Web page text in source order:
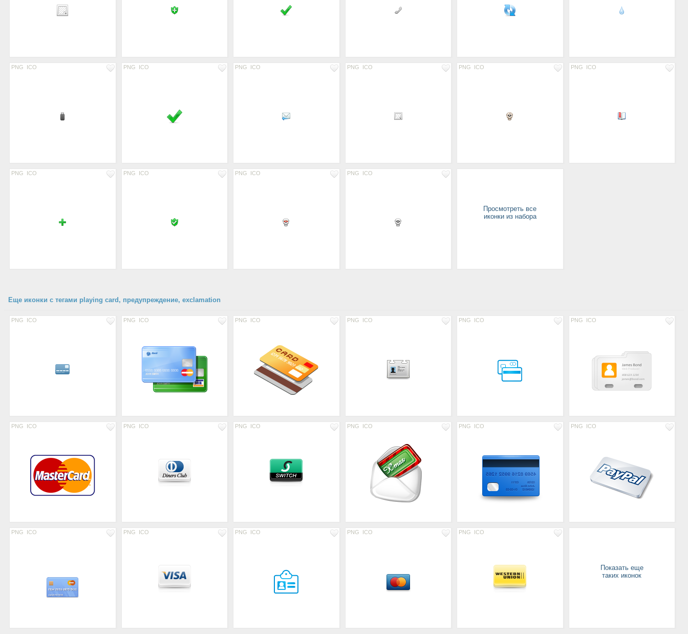
PNG ICO PNG ICO PNG ICO PNG ICO PNG ICO PNG ICO
PNG ICO PNG ICO PNG ICO PNG ICO
Просмотреть все
иконки из набора
Еще иконки с тегами playing card, предупреждение, exclamation
PNG ICO PNG ICO PNG ICO PNG ICO PNG ICO PNG ICO
PNG ICO PNG ICO PNG ICO PNG ICO PNG ICO PNG ICO
PNG ICO PNG ICO PNG ICO PNG ICO PNG ICO
Показать еще
таких иконок